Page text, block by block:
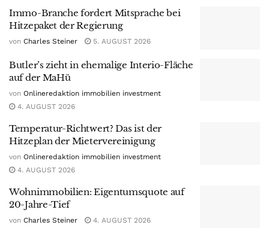
Immo-Branche fordert Mitsprache bei
Hitzepaket der Regierung
von Charles Steiner 5. AUGUST 2026
Butler’s zieht in ehemalige Interio-Fläche
auf der MaHü
von Onlineredaktion immobilien investment
4. AUGUST 2026
Temperatur-Richtwert? Das ist der
Hitzeplan der Mietervereinigung
von Onlineredaktion immobilien investment
4. AUGUST 2026
Wohnimmobilien: Eigentumsquote auf
20-Jahre-Tief
von Charles Steiner 4. AUGUST 2026